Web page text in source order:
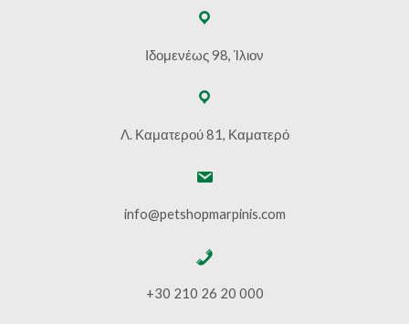
Ιδομενέως 98, Ίλιον
Λ. Καματερού 81, Καματερό
info@petshopmarpinis.com
+30 210 26 20 000